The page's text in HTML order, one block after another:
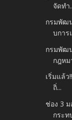
จัดทำ
กรมพัฒ
บการ
กรมพัฒ
กฎหม
เริ่มแล้
ถิ่...
ช่อง 3
กระท